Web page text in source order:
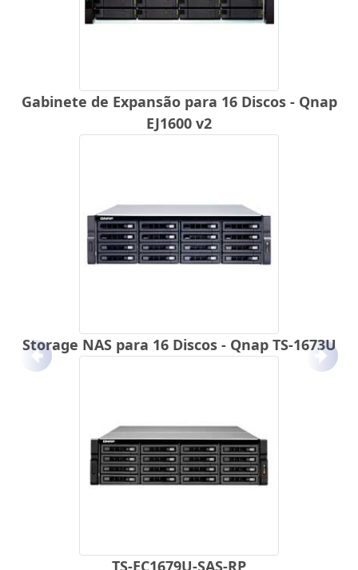
Gabinete de Expansão para 16 Discos - Qnap
EJ1600 v2
Storage NAS para 16 Discos - Qnap TS-1673U
TS-EC1679U-SAS-RP
Anterior